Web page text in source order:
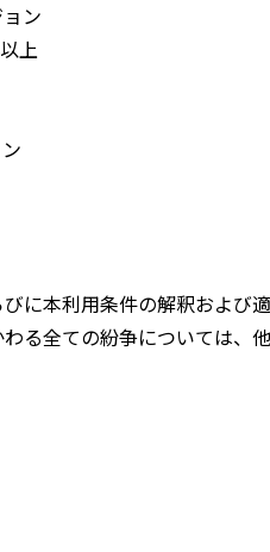
ン
上
に本利用条件の解釈および
る全ての紛争については、